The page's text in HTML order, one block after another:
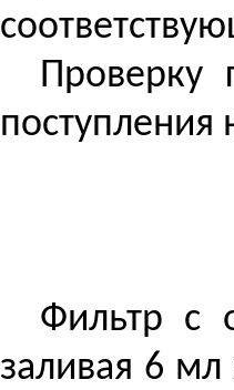
Проверку
поступления
Фильтр с
заливая 6